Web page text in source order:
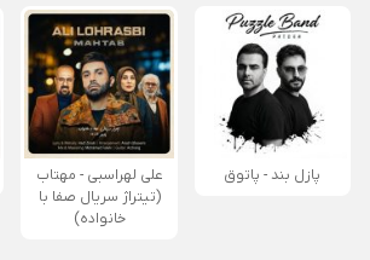
پازل بند - پاتوق
علی لهراسبی - مهتاب
(تیتراژ سریال صفا با
خانواده)